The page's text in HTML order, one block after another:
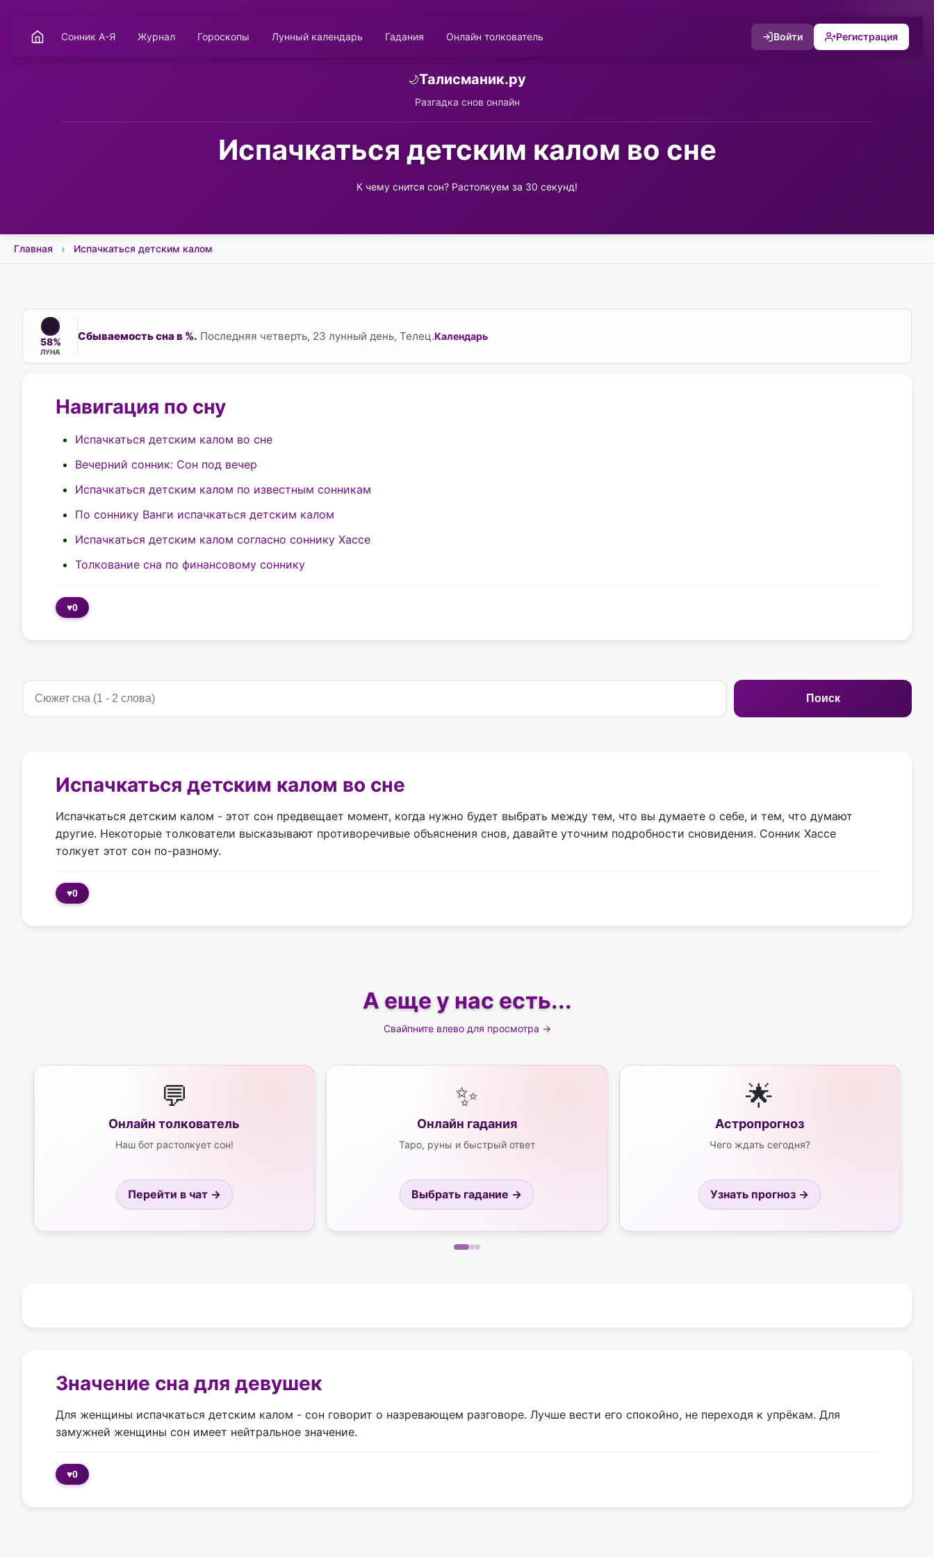
Сонник А-Я Журнал Гороскопы Лунный календарь Гадания Онлайн толкователь Войти Регистрация
🌙Талисманик.ру
Разгадка снов онлайн
Испачкаться детским калом во сне
К чему снится сон? Растолкуем за 30 секунд!
Главная Испачкаться детским калом
58%
ЛУНА
Сбываемость сна в %. Последняя четверть, 23 лунный день, Телец.Календарь
Навигация по сну
Испачкаться детским калом во сне
Вечерний сонник: Сон под вечер
Испачкаться детским калом по известным сонникам
По соннику Ванги испачкаться детским калом
Испачкаться детским калом согласно соннику Хассе
Толкование сна по финансовому соннику
♥0
Поиск
Испачкаться детским калом во сне
Испачкаться детским калом - этот сон предвещает момент, когда нужно будет выбрать между тем, что вы думаете о себе, и тем, что думают
другие. Некоторые толкователи высказывают противоречивые объяснения снов, давайте уточним подробности сновидения. Сонник Хассе
толкует этот сон по-разному.
♥0
А еще у нас есть...
Свайпните влево для просмотра →
💬
Онлайн толкователь
Наш бот растолкует сон!
Перейти в чат →
✨
Онлайн гадания
Таро, руны и быстрый ответ
Выбрать гадание →
🌟
Астропрогноз
Чего ждать сегодня?
Узнать прогноз →
Значение сна для девушек
Для женщины испачкаться детским калом - сон говорит о назревающем разговоре. Лучше вести его спокойно, не переходя к упрёкам. Для
замужней женщины сон имеет нейтральное значение.
♥0